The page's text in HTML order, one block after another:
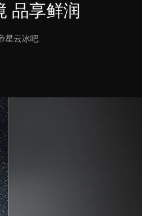
品享鲜润
星云冰吧